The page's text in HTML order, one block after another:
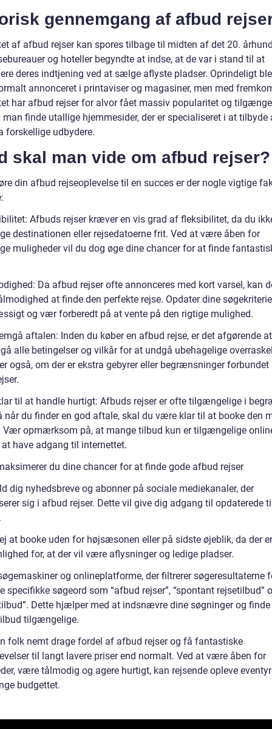
gennemgang af afbud
af afbud rejser kan spores tilbage til midten af det 20.
og hoteller begyndte at indse, at de var i stand til at
deres indtjening ved at sælge aflyste pladser. Oprindeligt
annonceret i printaviser og magasiner, men med
har afbud rejser for alvor fået massiv popularitet og
man finde utallige hjemmesider, der er specialiseret i at tilbyde
forskellige udbydere.
skal man vide om afbud rejser?
din afbud rejseoplevelse til en succes er der nogle vigtige
Afbuds rejser kræver en vis grad af fleksibilitet, da du
destinationen eller rejsedatoerne frit. Ved at være åben for
muligheder vil du dog øge dine chancer for at finde
Da afbud rejser ofte annonceres med kort varsel, kan
at finde den perfekte rejse. Opdater dine
og vær forberedt på at vente på den rigtige mulighed.
aftalen: Inden du køber en afbud rejse, er det afgørende at
alle betingelser og vilkår for at undgå ubehagelige
også, om der er ekstra gebyrer eller begrænsninger forbundet
til at handle hurtigt: Afbuds rejser er ofte tilgængelige i
når du finder en god aftale, skal du være klar til at booke den
Vær opmærksom på, at mange tilbud kun er tilgængelige
have adgang til internettet.
du dine chancer for at finde gode afbud rejser
dig nyhedsbreve og abonner på sociale mediekanaler, der
sig i afbud rejser. Dette vil give dig adgang til opdaterede
at booke uden for højsæsonen eller på sidste øjeblik, da der
for, at der vil være aflysninger og ledige pladser.
og onlineplatforme, der filtrerer søgeresultaterne
specifikke søgeord som “afbud rejser”, “spontant rejsetilbud”
Dette hjælper med at indsnævre dine søgninger og finde
tilgængelige.
folk nemt drage fordel af afbud rejser og få fantastiske
til langt lavere priser end normalt. Ved at være åben for
være tålmodig og agere hurtigt, kan rejsende opleve
budgettet.